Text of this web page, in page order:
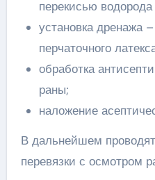
перекисью
установка дренажа
перчаточного
обработка
раны;
наложение
В дальнейшем
перевязки с осмотром